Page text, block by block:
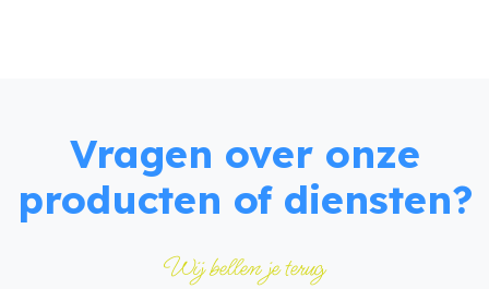
Vragen over onze
producten of diensten?
Wij bellen je terug